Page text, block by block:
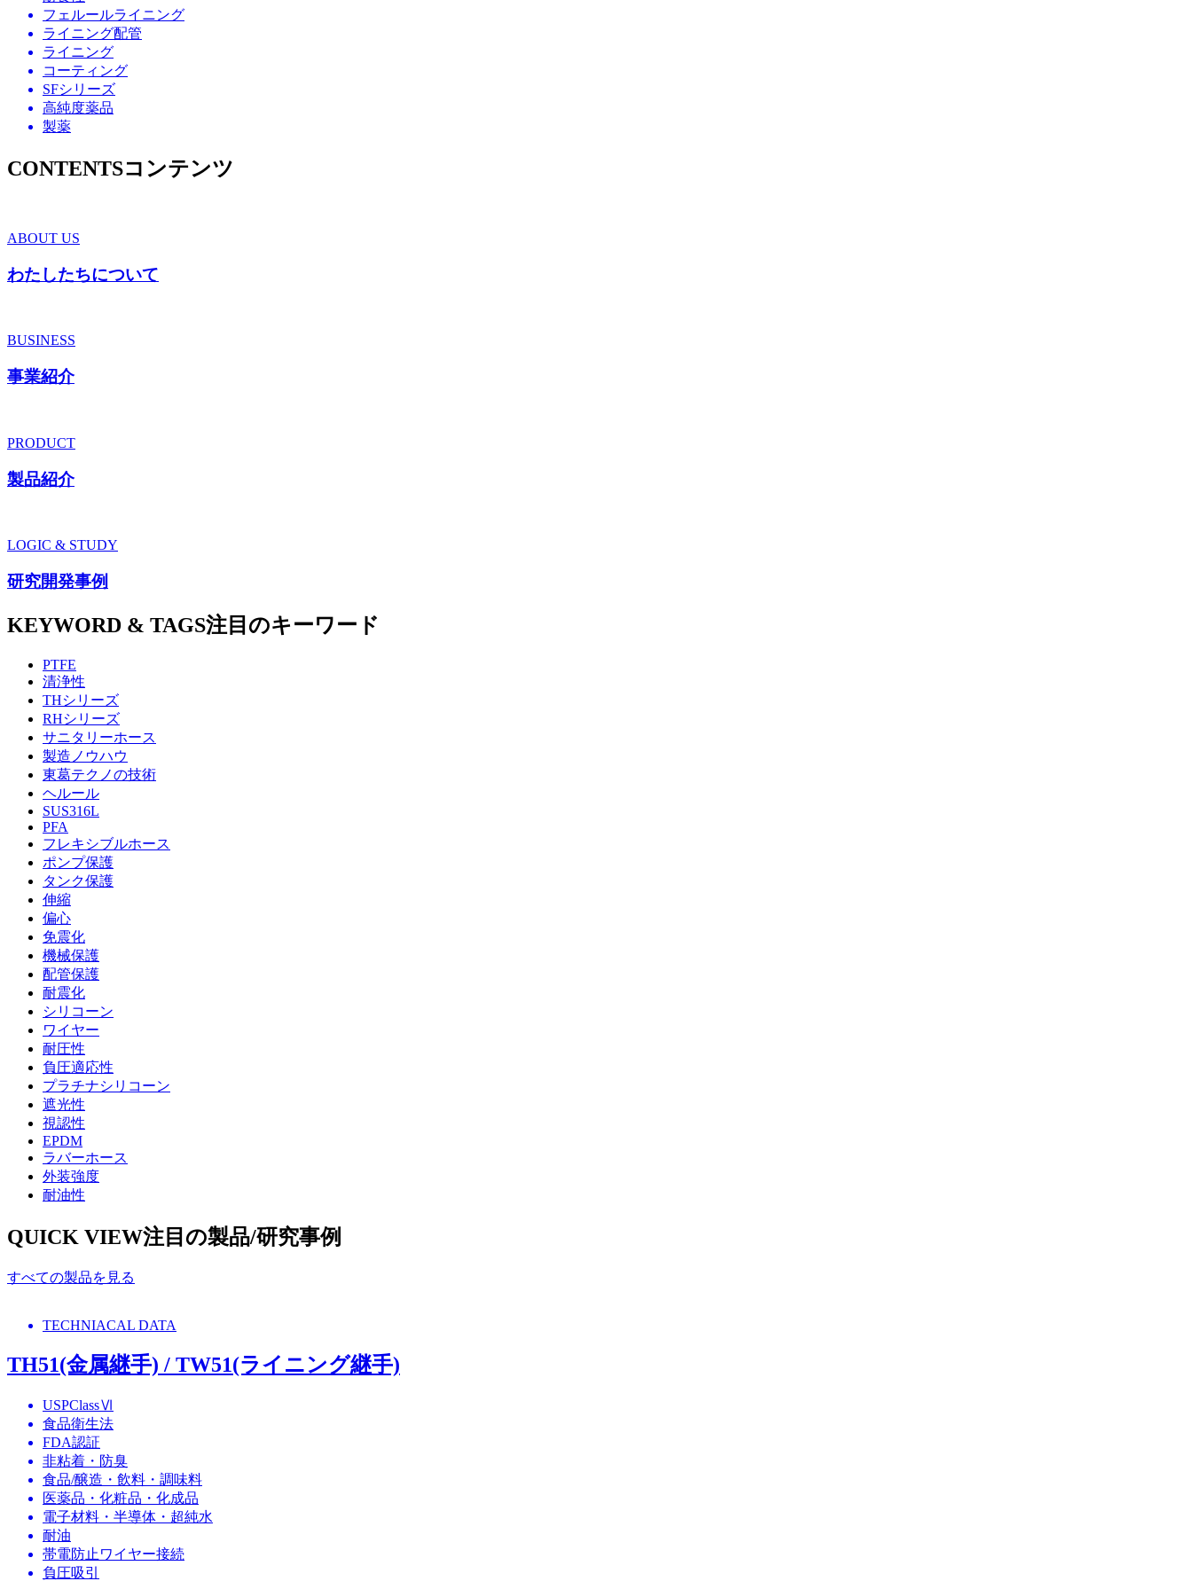
フェルールライニング
ライニング配管
ライニング
コーティング
SFシリーズ
高純度薬品
製薬
CONTENTSコンテンツ
ABOUT US
わたしたちについて
BUSINESS
事業紹介
PRODUCT
製品紹介
LOGIC & STUDY
研究開発事例
KEYWORD & TAGS注目のキーワード
PTFE
清浄性
THシリーズ
RHシリーズ
サニタリーホース
製造ノウハウ
東葛テクノの技術
ヘルール
SUS316L
PFA
フレキシブルホース
ポンプ保護
タンク保護
伸縮
偏心
免震化
機械保護
配管保護
耐震化
シリコーン
ワイヤー
耐圧性
負圧適応性
プラチナシリコーン
遮光性
視認性
EPDM
ラバーホース
外装強度
耐油性
QUICK VIEW注目の製品/研究事例
すべての製品を見る
TECHNIACAL DATA
TH51(金属継手) / TW51(ライニング継手)
USPClassⅥ
食品衛生法
FDA認証
非粘着・防臭
食品/醸造・飲料・調味料
医薬品・化粧品・化成品
電子材料・半導体・超純水
耐油
帯電防止ワイヤー接続
負圧吸引